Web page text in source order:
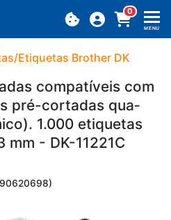
0
MENU
Etiquetas Brother DK
com­pa­tí­veis com
pré-cor­tadas qua­
1.000 eti­quetas
- DK-11221C